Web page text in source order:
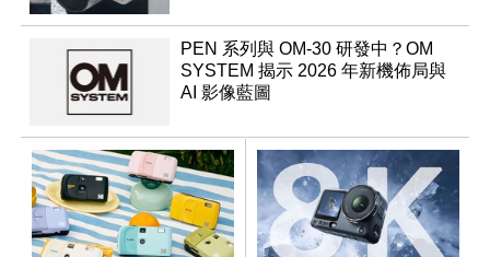
PEN 系列與 OM-30 研發中？OM
SYSTEM 揭示 2026 年新機佈局與
AI 影像藍圖